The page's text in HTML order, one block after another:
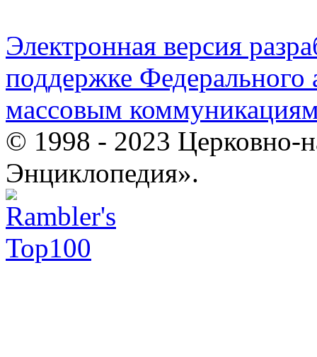
Электронная версия
поддержке Федерального
массовым
© 1998 - 2023 Церковно-
Энциклопедия».